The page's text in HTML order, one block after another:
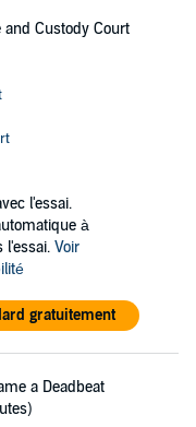
and Custody Court
l'essai.
à
l'essai. Voir
gratuitement
a Deadbeat